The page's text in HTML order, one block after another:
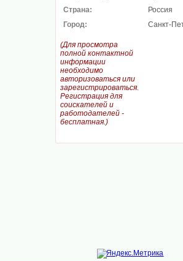
Страна:
Россия
Город:
Санкт-
(Для просмотра
полной контактной
информации
необходимо
авторизоваться или
зарегистрироваться.
Регистрация для
соискателей и
работодателей -
бесплатная.)